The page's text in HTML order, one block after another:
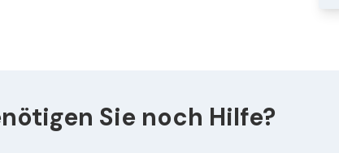
Sie noch Hilfe?